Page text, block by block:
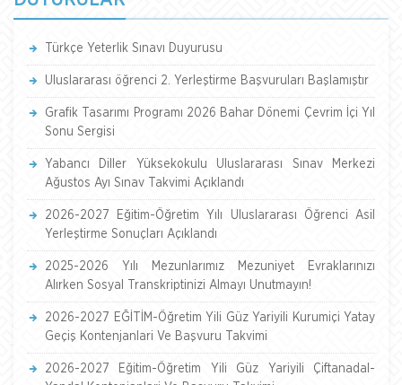
Türkçe Yeterlik Sınavı Duyurusu
Uluslararası öğrenci 2. Yerleştirme Başvuruları Başlamıştır
Grafik Tasarımı Programı 2026 Bahar Dönemi Çevrim İçi Yıl
Sonu Sergisi
Yabancı Diller Yüksekokulu Uluslararası Sınav Merkezi
Ağustos Ayı Sınav Takvimi Açıklandı
2026-2027 Eğitim-Öğretim Yılı Uluslararası Öğrenci Asil
Yerleştirme Sonuçları Açıklandı
2025-2026 Yılı Mezunlarımız Mezuniyet Evraklarınızı
Alırken Sosyal Transkriptinizi Almayı Unutmayın!
2026-2027 EĞİTİM-Öğretim Yili Güz Yariyili Kurumiçi Yatay
Geçiş Kontenjanlari Ve Başvuru Takvimi
2026-2027 Eğitim-Öğretim Yili Güz Yariyili Çiftanadal-